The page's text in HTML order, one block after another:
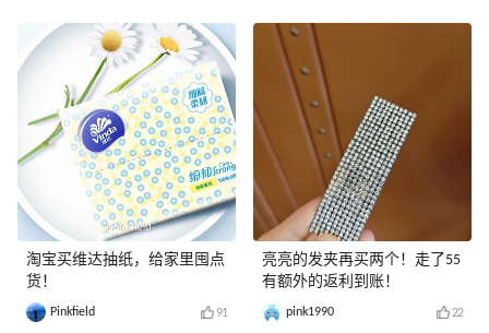
淘宝买维达抽纸，给家里囤点
货！
Pinkfield 91
亮亮的发夹再买两个！走了55
有额外的返利到账！
pink1990 22